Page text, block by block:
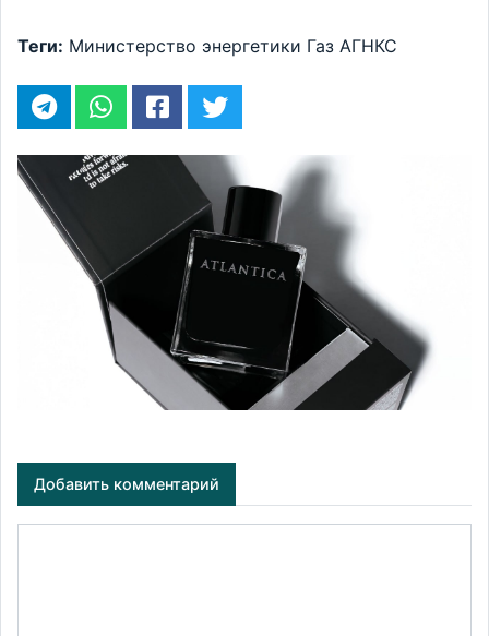
Теги: Министерство энергетики Газ АГНКС
Добавить комментарий